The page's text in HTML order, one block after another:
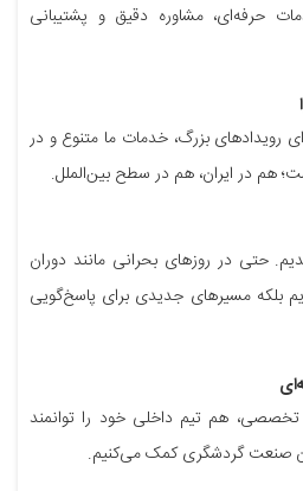
حرفه‌ای، مشاوره دقیق و پشتیبانی
رویدادهای بزرگ، خدمات ما متنوع و در
هم در ایران، هم در سطح بین‌الملل.
حتی در روزهای بحرانی مانند دوران
بلکه مسیرهای جدیدی برای پاسخ‌گویی
تخصصی، هم تیم داخلی خود را توانمند
صنعت گردشگری کمک می‌کنیم.